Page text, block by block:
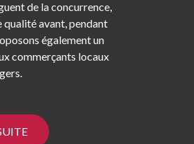
de la concurrence,
qualité avant, pendant
également un
commerçants locaux